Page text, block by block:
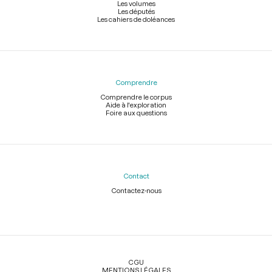
Les volumes
Les députés
Les cahiers de doléances
Comprendre
Comprendre le corpus
Aide à l'exploration
Foire aux questions
Contact
Contactez-nous
Légal
CGU
MENTIONS LÉGALES